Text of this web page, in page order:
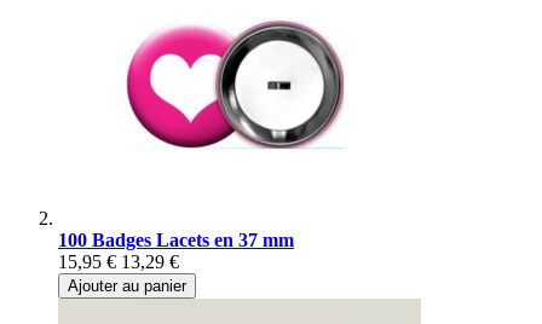
100 Badges Lacets en 37 mm
15,95 € 13,29 €
Ajouter au panier